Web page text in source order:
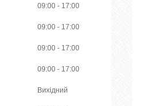
09:00 17:00
09:00 17:00
09:00 17:00
09:00 17:00
Вихідний